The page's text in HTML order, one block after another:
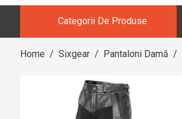
Categorii De Produse
Home / Sixgear / Pantaloni Damă /